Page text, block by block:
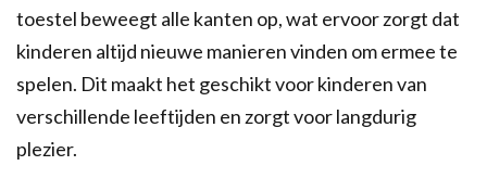
toestel beweegt alle kanten op, wat ervoor zorgt dat
kinderen altijd nieuwe manieren vinden om ermee te
spelen. Dit maakt het geschikt voor kinderen van
verschillende leeftijden en zorgt voor langdurig
plezier.